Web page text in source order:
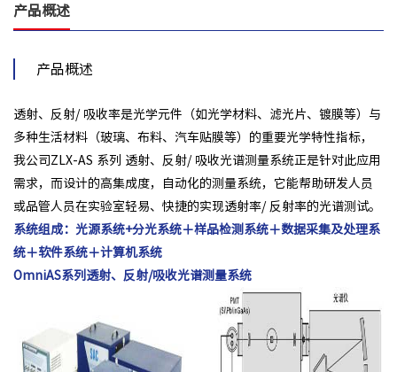
产品概述
产品概述
透射、反射/ 吸收率是光学元件（如光学材料、滤光片、镀膜等）与
多种生活材料（玻璃、布料、汽车贴膜等）的重要光学特性指标，
我公司ZLX-AS 系列 透射、反射/ 吸收光谱测量系统正是针对此应用
需求，而设计的高集成度，自动化的测量系统，它能帮助研发人员
或品管人员在实验室轻易、快捷的实现透射率/ 反射率的光谱测试。
系统组成：光源系统+分光系统＋样品检测系统＋数据采集及处理系
统＋软件系统＋计算机系统
OmniAS系列透射、反射/吸收光谱测量系统